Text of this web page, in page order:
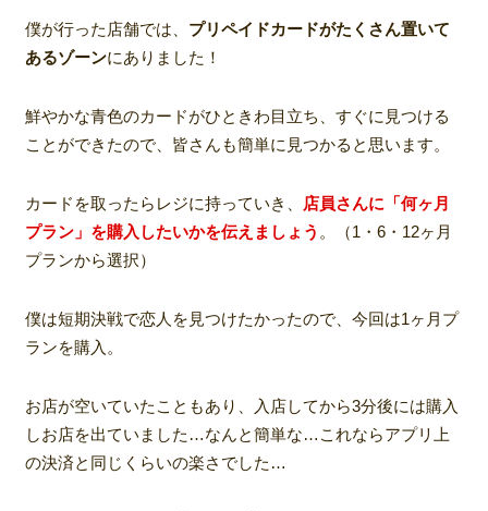
僕が行った店舗では、 プリペイドカードがたくさん置いて
あるゾーンにありました！
鮮やかな青色のカードがひときわ目立ち、すぐに見つける
ことができたので、皆さんも簡単に見つかると思います。
カードを取ったらレジに持っていき、
店員さんに「何ヶ月
プラン」を購入したいかを伝えましょう 。（1・6・12ヶ月
プランから選択）
僕は短期決戦で恋人を見つけたかったので、今回は1ヶ月プ
ランを購入。
お店が空いていたこともあり、入店してから3分後には購入
しお店を出ていました…なんと簡単な…これならアプリ上
の決済と同じくらいの楽さでした…